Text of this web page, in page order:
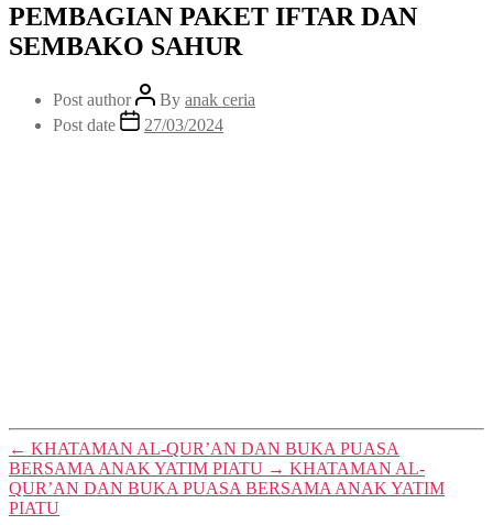
PEMBAGIAN PAKET IFTAR DAN
SEMBAKO SAHUR
Post author By anak ceria
Post date
27/03/2024
← KHATAMAN AL-QUR’AN DAN BUKA PUASA
BERSAMA ANAK YATIM PIATU → KHATAMAN AL-
QUR’AN DAN BUKA PUASA BERSAMA ANAK YATIM
PIATU